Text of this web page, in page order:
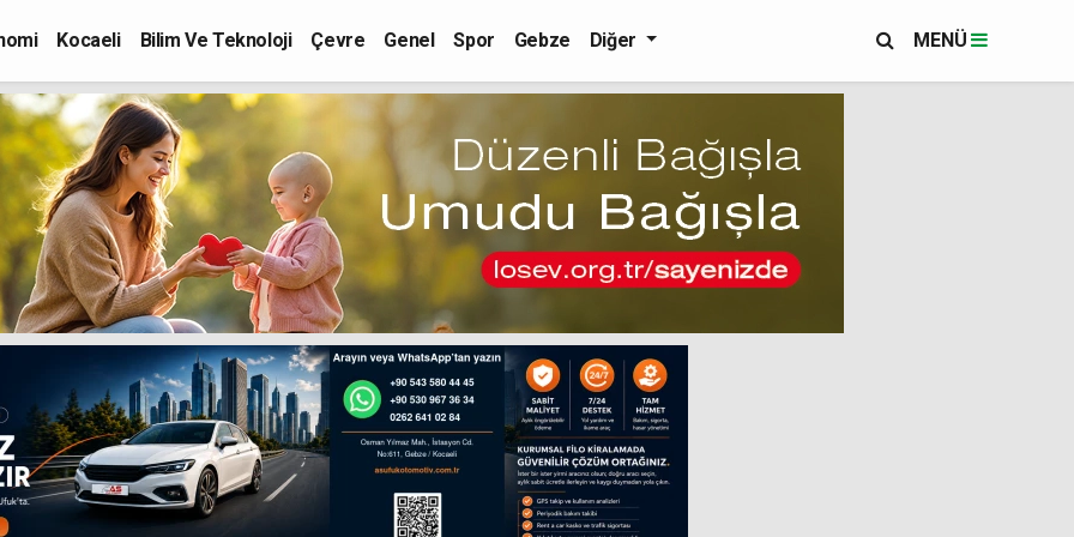
Kocaeli Bilim Ve Teknoloji Çevre Genel Spor Gebze Diğer MENÜ